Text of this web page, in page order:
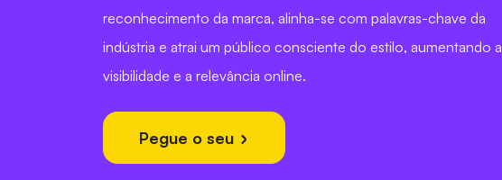
reconhecimento da marca, alinha-se com palavras-chave da
indústria e atrai um público consciente do estilo, aumentando a
visibilidade e a relevância online.
Pegue o seu